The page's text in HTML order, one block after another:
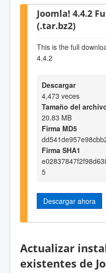
Joomla! 4.4.2
(.tar.bz2)
This is the full
4.4.2
Descargar
4,473 veces
Tamaño del
20.83 MB
Firma MD5
Firma SHA1
5
Descargar ahora
Actualizar
existentes de